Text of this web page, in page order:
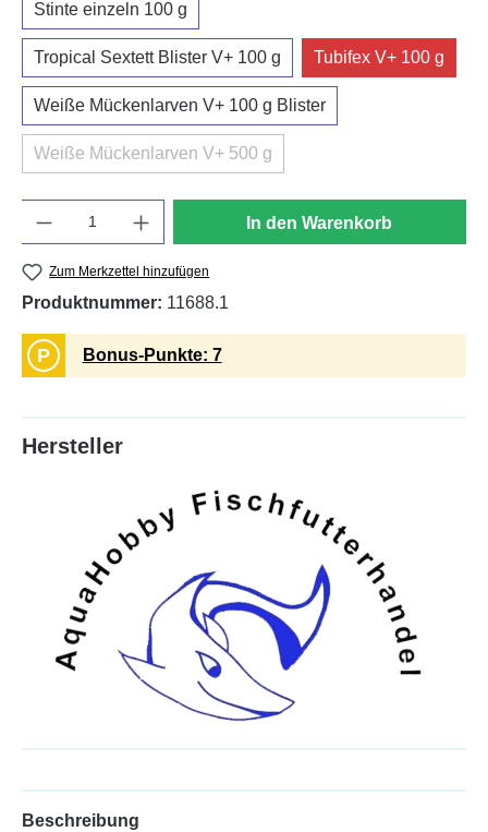
Stinte einzeln 100 g
Tropical Sextett Blister V+ 100 g Tubifex V+ 100 g
Weiße Mückenlarven V+ 100 g Blister
Weiße Mückenlarven V+ 500 g
(Diese Option ist zurzeit nicht verfügbar.)
In den Warenkorb
Zum Merkzettel hinzufügen
Produktnummer: 11688.1
P Bonus-Punkte: 7
Hersteller
Beschreibung